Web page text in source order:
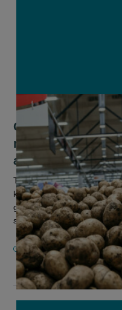
Gezamenlijke
maakt uitstorten
akkers mogelijk
Telers die hun overtollige
kunnen, hebben nu de
grondstofverklaring hun
storten. Ze kunnen zich
7 APRIL 2026